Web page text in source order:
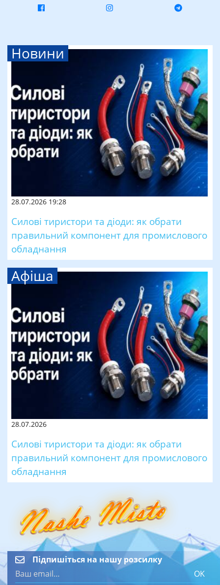
Новини
28.07.2026 19:28
Силові тиристори та діоди: як обрати
правильний компонент для промислового
обладнання
Афіша
28.07.2026
Силові тиристори та діоди: як обрати
правильний компонент для промислового
обладнання
Підпишіться на нашу розсилку
OK